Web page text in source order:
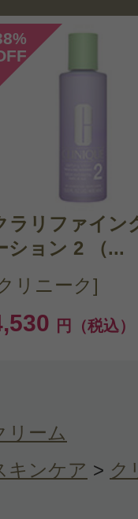
2025年03月
ん 様
クリーム
敏感肌の私
を問われる
う変化した
を感じれた
2025年02月
%
ラリファイン
ション 2 （...
リニーク]
円（税込）
リーム
キンケア > ク